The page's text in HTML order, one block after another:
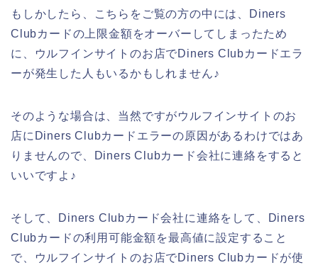
もしかしたら、こちらをご覧の方の中には、Diners
Clubカードの上限金額をオーバーしてしまったため
に、ウルフインサイトのお店でDiners Clubカードエラ
ーが発生した人もいるかもしれません♪
そのような場合は、当然ですがウルフインサイトのお
店にDiners Clubカードエラーの原因があるわけではあ
りませんので、Diners Clubカード会社に連絡をすると
いいですよ♪
そして、Diners Clubカード会社に連絡をして、Diners
Clubカードの利用可能金額を最高値に設定すること
で、ウルフインサイトのお店でDiners Clubカードが使